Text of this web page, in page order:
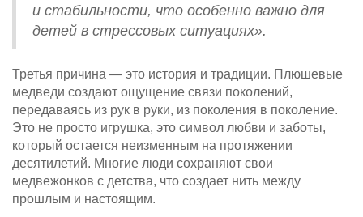
и стабильности, что особенно важно для
детей в стрессовых ситуациях».
Третья причина — это история и традиции. Плюшевые
медведи создают ощущение связи поколений,
передаваясь из рук в руки, из поколения в поколение.
Это не просто игрушка, это символ любви и заботы,
который остается неизменным на протяжении
десятилетий. Многие люди сохраняют свои
медвежонков с детства, что создает нить между
прошлым и настоящим.